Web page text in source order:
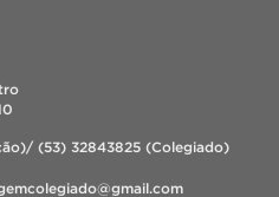
(53) 32843825 (Colegiado)